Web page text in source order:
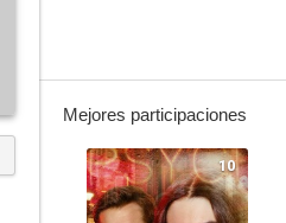
Mejores participaciones
10